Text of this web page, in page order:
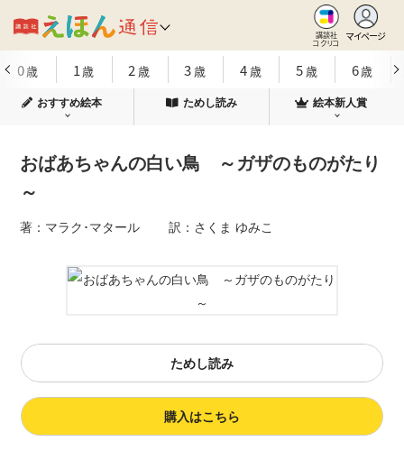
講談社
コクリコ
マイページ
0歳 1歳 2 歳 3歳 4歳 5歳 6歳
おすすめ絵本 ためし読み 絵本新人賞
おばあちゃんの白い鳥 ～ガザのものがたり
～
著：マラク･マタール 訳：さくま ゆみこ
ためし読み
購入はこちら